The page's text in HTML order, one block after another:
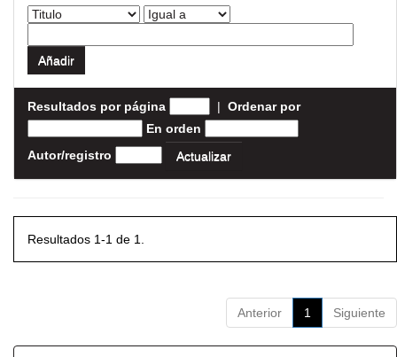
Resultados por página | Ordenar por
En orden
Autor/registro
Resultados 1-1 de 1.
Anterior 1 Siguiente